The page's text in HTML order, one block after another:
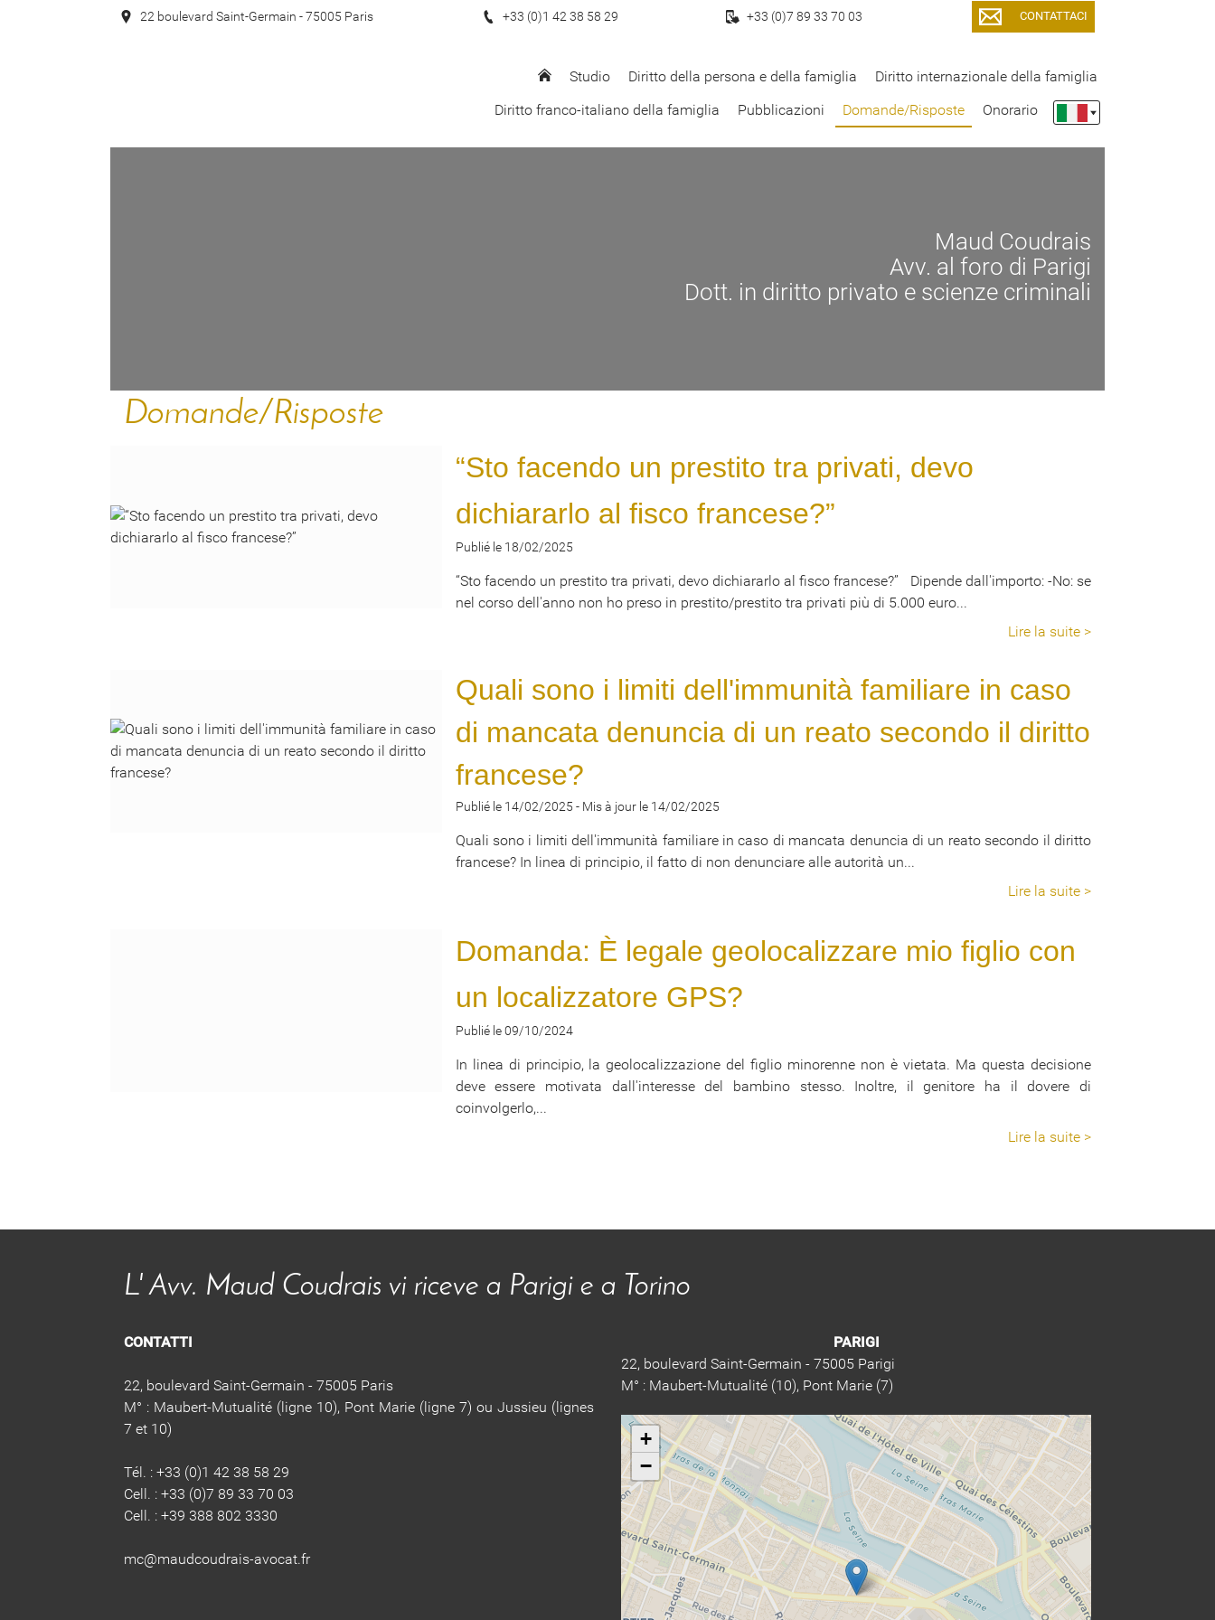
Studio Diritto della persona e della famiglia
Diritto internazionale della famiglia
Diritto franco-italiano della famiglia
Pubblicazioni Domande/Risposte Onorario
22 boulevard Saint-Germain - 75005 Paris +33 (0)1 42 38 58 29 +33 (0)7 89 33 70 03 CONTATTACI
Maud Coudrais
Avv. al foro di Parigi
Dott. in diritto privato e scienze criminali
Domande/Risposte
“Sto facendo un prestito tra privati, devo
dichiararlo al fisco francese?”
Publié le 18/02/2025
“Sto facendo un prestito tra privati, devo dichiararlo al fisco francese?” Dipende dall'importo: -No: se
nel corso dell'anno non ho preso in prestito/prestito tra privati più di 5.000 euro...
Lire la suite >
Quali sono i limiti dell'immunità familiare in caso
di mancata denuncia di un reato secondo il diritto
francese?
Publié le 14/02/2025 - Mis à jour le 14/02/2025
Quali sono i limiti dell'immunità familiare in caso di mancata denuncia di un reato secondo il diritto
francese? In linea di principio, il fatto di non denunciare alle autorità un...
Lire la suite >
Domanda: È legale geolocalizzare mio figlio con
un localizzatore GPS?
Publié le 09/10/2024
In linea di principio, la geolocalizzazione del figlio minorenne non è vietata. Ma questa decisione
deve essere motivata dall'interesse del bambino stesso. Inoltre, il genitore ha il dovere di
coinvolgerlo,...
Lire la suite >
L' Avv. Maud Coudrais vi riceve a Parigi e a Torino
CONTATTI
22, boulevard Saint-Germain - 75005 Paris
M° : Maubert-Mutualité (ligne 10), Pont Marie (ligne 7) ou Jussieu (lignes
7 et 10)
Tél. : +33 (0)1 42 38 58 29
Cell. : +33 (0)7 89 33 70 03
Cell. : +39 388 802 3330
​​​​mc@maudcoudrais-avocat.fr
PARIGI
22, boulevard Saint-Germain - 75005 Parigi
M° : Maubert-Mutualité (10), Pont Marie (7)
+
−